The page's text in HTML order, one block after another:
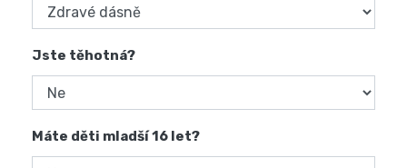
Jste těhotná?
Máte děti mladší 16 let?